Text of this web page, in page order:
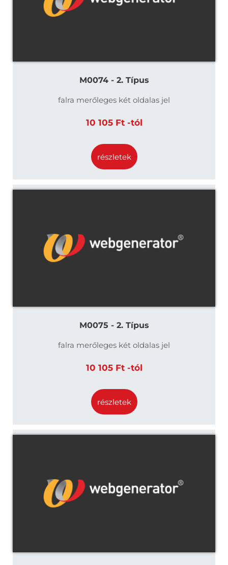
M0074 - 2. Típus
falra merőleges két oldalas jel
10 105 Ft -tól
részletek
M0075 - 2. Típus
falra merőleges két oldalas jel
10 105 Ft -tól
részletek